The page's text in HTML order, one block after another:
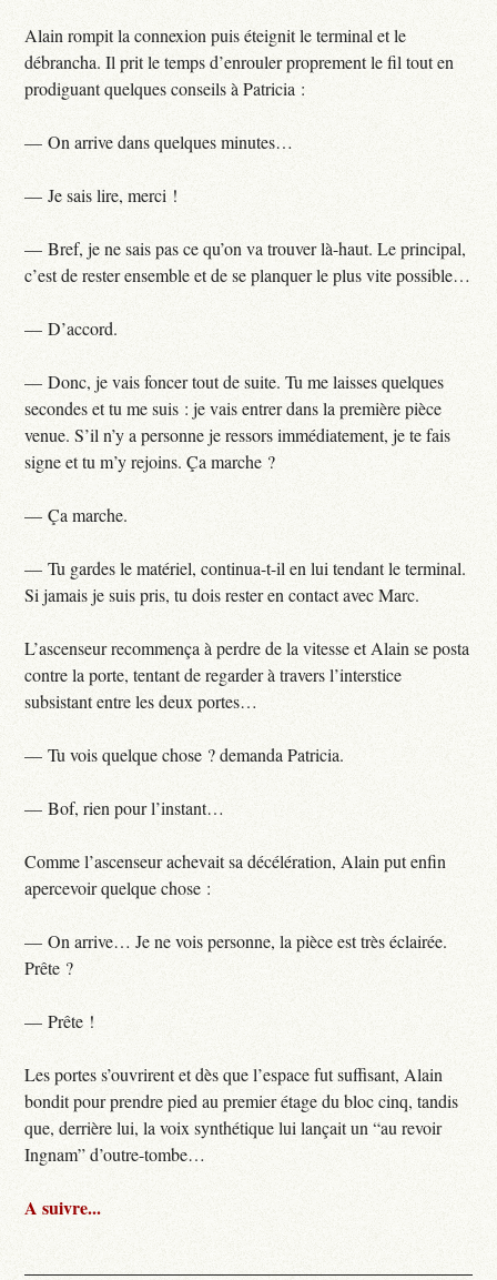
Alain rompit la connexion puis éteignit le terminal et le
débrancha. Il prit le temps d’enrouler proprement le fil tout en
prodiguant quelques conseils à Patricia :
— On arrive dans quelques minutes…
— Je sais lire, merci !
— Bref, je ne sais pas ce qu’on va trouver là-haut. Le principal,
c’est de rester ensemble et de se planquer le plus vite possible…
— D’accord.
— Donc, je vais foncer tout de suite. Tu me laisses quelques
secondes et tu me suis : je vais entrer dans la première pièce
venue. S’il n’y a personne je ressors immédiatement, je te fais
signe et tu m’y rejoins. Ça marche ?
— Ça marche.
— Tu gardes le matériel, continua-t-il en lui tendant le terminal.
Si jamais je suis pris, tu dois rester en contact avec Marc.
L’ascenseur recommença à perdre de la vitesse et Alain se posta
contre la porte, tentant de regarder à travers l’interstice
subsistant entre les deux portes…
— Tu vois quelque chose ? demanda Patricia.
— Bof, rien pour l’instant…
Comme l’ascenseur achevait sa décélération, Alain put enfin
apercevoir quelque chose :
— On arrive… Je ne vois personne, la pièce est très éclairée.
Prête ?
— Prête !
Les portes s’ouvrirent et dès que l’espace fut suffisant, Alain
bondit pour prendre pied au premier étage du bloc cinq, tandis
que, derrière lui, la voix synthétique lui lançait un “au revoir
Ingnam” d’outre-tombe…
A suivre...